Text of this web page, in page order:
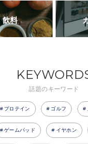
飲料
話題のキーワード
プロテイン ゴルフ
ゲームパッド イヤホン